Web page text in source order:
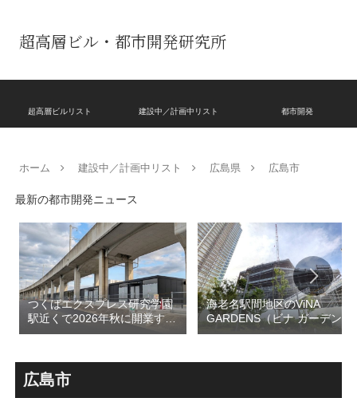
超高層ビル・都市開発研究所
超高層ビルリスト 建設中／計画中リスト 都市開発
ホーム 建設中／計画中リスト 広島県 広島市
最新の都市開発ニュース
つくばエクスプレス研究学園
駅近くで2026年秋に開業する
高架下商業施設「寿横
跡地の開発計画や商業ビル建
設進行などにより駅前商業地
が形成へ！！
海老名駅間地区のViNA
GARDENS（ビナ ガーデン
ズ）で建設中の「（仮称）フ
テル温浴棟」2026年夏時点建
広島市